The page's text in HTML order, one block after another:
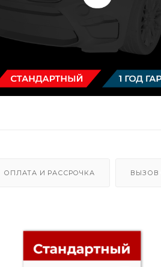
ОПЛАТА И РАССРОЧКА